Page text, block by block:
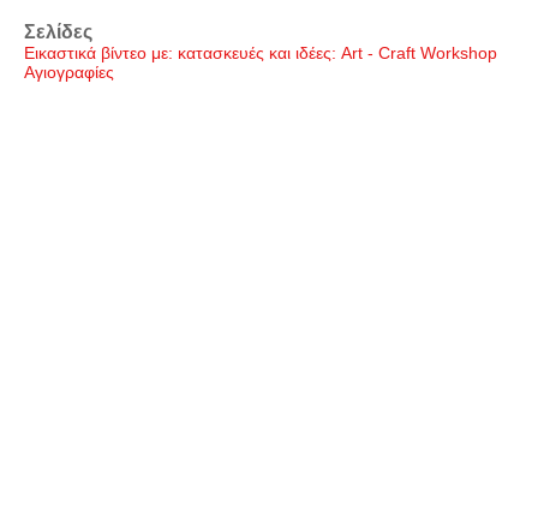
Σελίδες
Εικαστικά βίντεο με: κατασκευές και ιδέες: Art - Craft Workshop
Αγιογραφίες